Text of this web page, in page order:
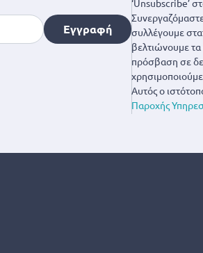
Εγγραφή
‘Unsubscribe’
συλλέγουμε
βελτιώνουμε
πρόσβαση σε
Αυτός ο
Παροχής